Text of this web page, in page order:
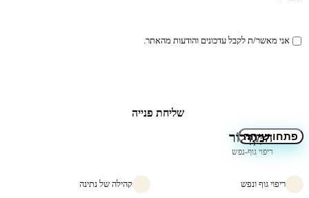
אני מאשר/ת לקבל עדכונים והודעות מהאתר.
שליחת פנייה
פתחו שיחה
הַמִּגְדָּלוֹר
ריפוי גוף-נפש
ריפוי גוף ונפש קהילה של נתינה